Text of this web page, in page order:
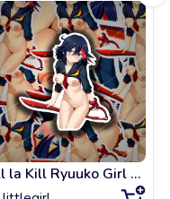
Kill la Kill Ryuuko Girl Waifu